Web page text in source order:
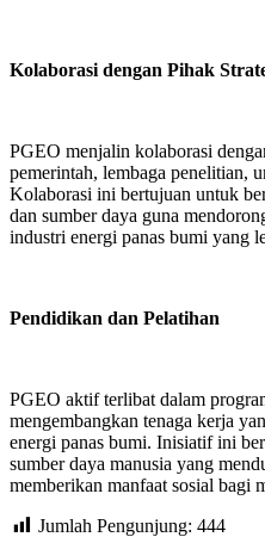
Kolaborasi dengan Pihak
PGEO menjalin kolaborasi
pemerintah, lembaga penelitian,
Kolaborasi ini bertujuan untuk
dan sumber daya guna
industri energi panas bumi yang
Pendidikan dan Pelatihan
PGEO aktif terlibat dalam
mengembangkan tenaga kerja
energi panas bumi. Inisiatif ini
sumber daya manusia yang
memberikan manfaat sosial bagi
Jumlah Pengunjung: 444